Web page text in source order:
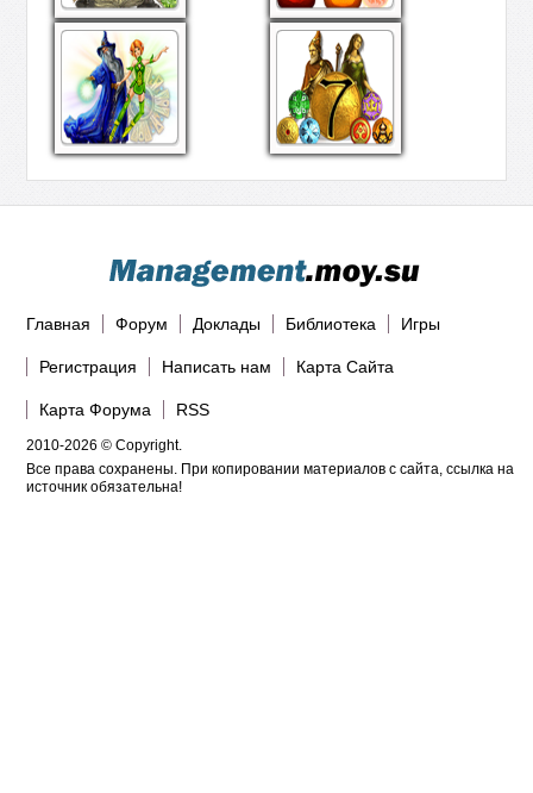
Главная Форум Доклады Библиотека Игры
Регистрация Написать нам Карта Сайта
Карта Форума RSS
2010-2026 © Copyright.
Все права сохранены. При копировании материалов с сайта, ссылка на
источник обязательна!